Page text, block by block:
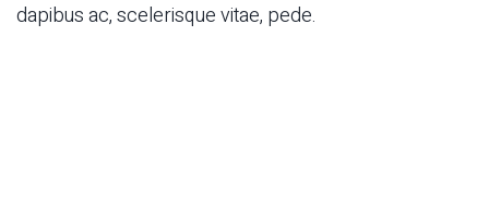
dapibus ac, scelerisque vitae, pede.